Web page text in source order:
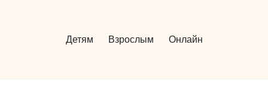
Детям Взрослым Онлайн